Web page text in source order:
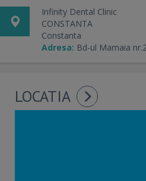
Infinity Dental Clinic
CONSTANTA
Constanta
Adresa: Bd-ul Mamaia
LOCATIA